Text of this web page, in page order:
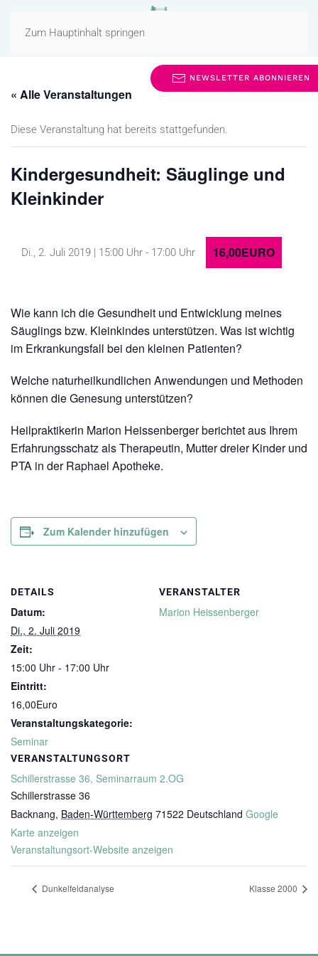
Zum Hauptinhalt springen
MENÜ
« Alle Veranstaltungen
Diese Veranstaltung hat bereits stattgefunden.
Kindergesundheit: Säuglinge und
Kleinkinder
Di., 2. Juli 2019 | 15:00 Uhr - 17:00 Uhr 16,00EURO
Wie kann ich die Gesundheit und Entwicklung meines
Säuglings bzw. Kleinkindes unterstützen. Was ist wichtig
im Erkrankungsfall bei den kleinen Patienten?
Welche naturheilkundlichen Anwendungen und Methoden
können die Genesung unterstützen?
Heilpraktikerin Marion Heissenberger berichtet aus Ihrem
Erfahrungsschatz als Therapeutin, Mutter dreier Kinder und
PTA in der Raphael Apotheke.
Zum Kalender hinzufügen
DETAILS
Datum:
Di., 2. Juli 2019
Zeit:
15:00 Uhr - 17:00 Uhr
Eintritt:
16,00Euro
Veranstaltungskategorie:
Seminar
VERANSTALTUNGSORT
Schillerstrasse 36, Seminarraum 2.OG
Schillerstrasse 36
Backnang, Baden-Württemberg 71522 Deutschland Google
Karte anzeigen
Veranstaltungsort-Website anzeigen
VERANSTALTER
Marion Heissenberger
Dunkelfeldanalyse Klasse 2000
NEWSLETTER ABONNIEREN